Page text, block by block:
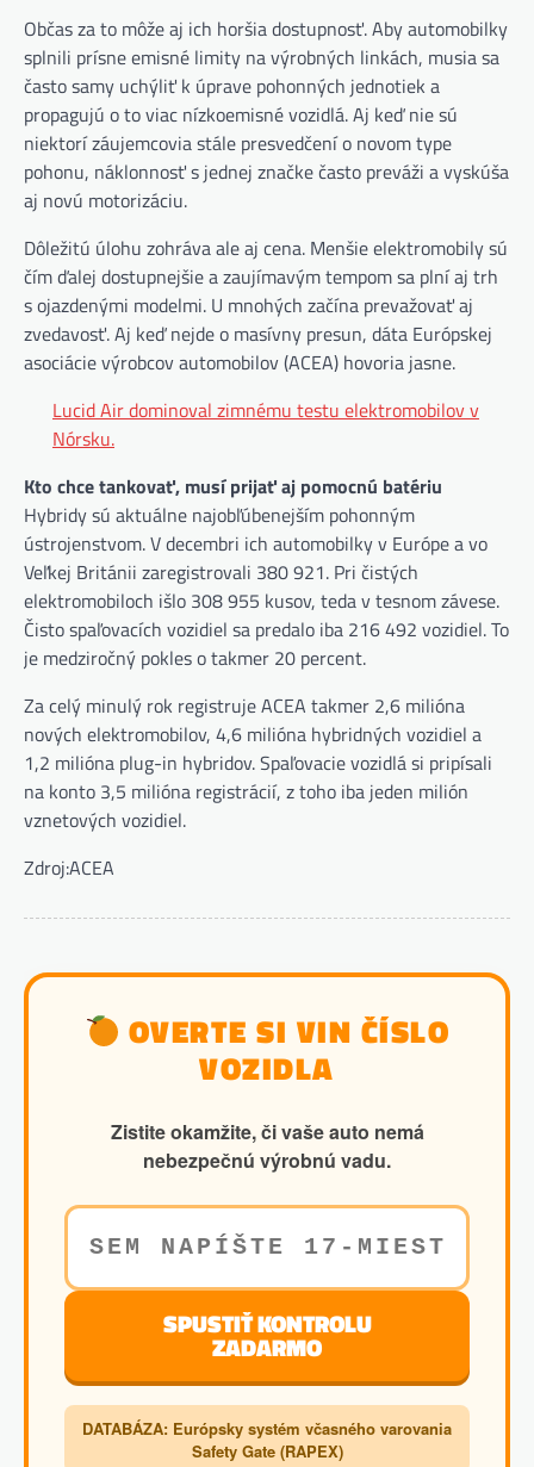
Občas za to môže aj ich horšia dostupnosť. Aby automobilky
splnili prísne emisné limity na výrobných linkách, musia sa
často samy uchýliť k úprave pohonných jednotiek a
propagujú o to viac nízkoemisné vozidlá. Aj keď nie sú
niektorí záujemcovia stále presvedčení o novom type
pohonu, náklonnosť s jednej značke často preváži a vyskúša
aj novú motorizáciu.
Dôležitú úlohu zohráva ale aj cena. Menšie elektromobily sú
čím ďalej dostupnejšie a zaujímavým tempom sa plní aj trh
s ojazdenými modelmi. U mnohých začína prevažovať aj
zvedavosť. Aj keď nejde o masívny presun, dáta Európskej
asociácie výrobcov automobilov (ACEA) hovoria jasne.
Lucid Air dominoval zimnému testu elektromobilov v
Nórsku.
Kto chce tankovať, musí prijať aj pomocnú batériu
Hybridy sú aktuálne najobľúbenejším pohonným
ústrojenstvom. V decembri ich automobilky v Európe a vo
Veľkej Británii zaregistrovali 380 921. Pri čistých
elektromobiloch išlo 308 955 kusov, teda v tesnom závese.
Čisto spaľovacích vozidiel sa predalo iba 216 492 vozidiel. To
je medziročný pokles o takmer 20 percent.
Za celý minulý rok registruje ACEA takmer 2,6 milióna
nových elektromobilov, 4,6 milióna hybridných vozidiel a
1,2 milióna plug-in hybridov. Spaľovacie vozidlá si pripísali
na konto 3,5 milióna registrácií, z toho iba jeden milión
vznetových vozidiel.
Zdroj:ACEA
OVERTE SI VIN ČÍSLO
VOZIDLA
Zistite okamžite, či vaše auto nemá
nebezpečnú výrobnú vadu.
SPUSTIŤ KONTROLU
ZADARMO
DATABÁZA: Európsky systém včasného varovania
Safety Gate (RAPEX)